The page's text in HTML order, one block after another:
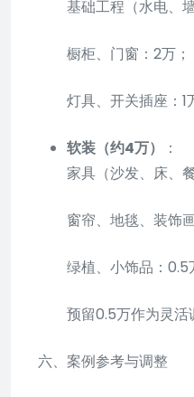
基础工程（水电、
橱柜、门窗：2万；
灯具、开关插座：1
软装（约4万）
：
家具（沙发、床、
窗帘、地毯、装饰
绿植、小饰品：0.5
预留0.5万作为灵活
六、案例参考与调整